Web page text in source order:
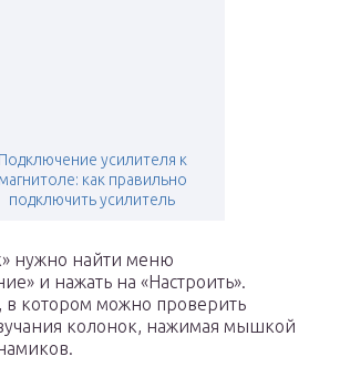
Подключение усилителя к
магнитоле: как правильно
подключить усилитель
нужно найти меню
и нажать на «Настроить».
в котором можно проверить
колонок, нажимая мышкой